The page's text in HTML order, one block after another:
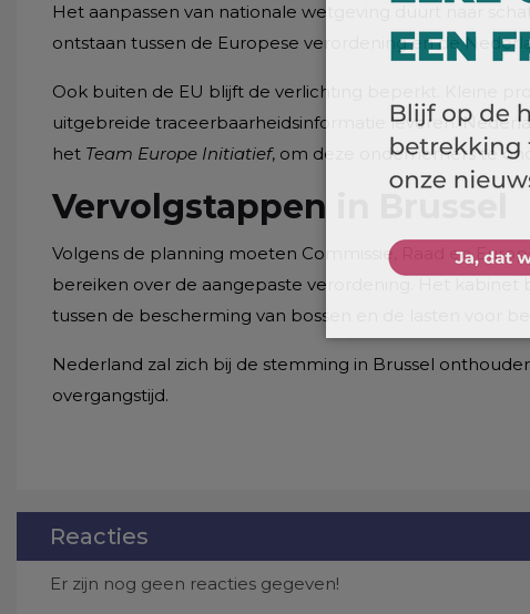
Het aanpassen van nationale wetgeving duurt naar
ontstaan tussen de Europese verordening en de
Ook buiten de EU blijft de verlichting beperkt. Kleine
uitgebreide traceerbaarheidsinformatie leveren.
het Team Europe Initiatief, om deze ondernemers te
Vervolgstappen in Brussel
Volgens de planning moeten Commissie, Raad en
bereiken over de aangepaste verordening. Het
tussen de bescherming van bossen en de lasten voor
Nederland zal zich bij de stemming in Brussel
overgangstijd.
Reacties
Er zijn nog geen reacties gegeven!